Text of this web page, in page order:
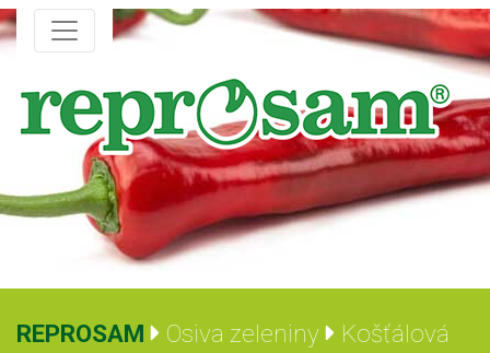
REPROSAM Osiva zeleniny
Košťálová